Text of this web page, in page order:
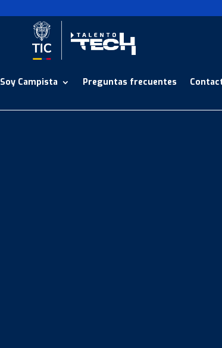
Soy Campista Preguntas frecuentes